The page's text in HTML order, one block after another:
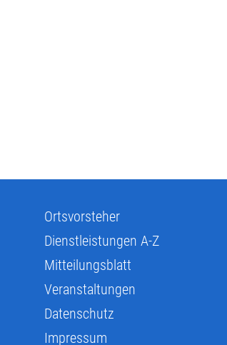
Ortsvorsteher
Dienstleistungen A-Z
Mitteilungsblatt
Veranstaltungen
Datenschutz
Impressum